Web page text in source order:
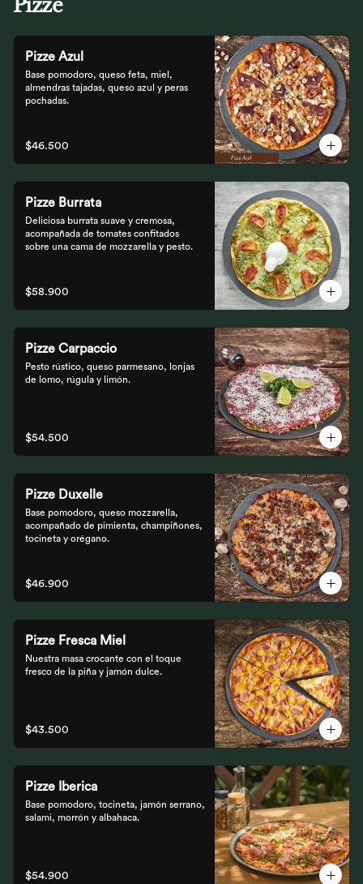
Pizze
Pizze Azul
Base pomodoro, queso feta, miel,
almendras tajadas, queso azul y peras
pochadas.
$46.500
Pizze Burrata
Deliciosa burrata suave y cremosa,
acompañada de tomates confitados
sobre una cama de mozzarella y pesto.
$58.900
Pizze Carpaccio
Pesto rústico, queso parmesano, lonjas
de lomo, rúgula y limón.
$54.500
Pizze Duxelle
Base pomodoro, queso mozzarella,
acompañado de pimienta, champiñones,
tocineta y orégano.
$46.900
Pizze Fresca Miel
Nuestra masa crocante con el toque
fresco de la piña y jamón dulce.
$43.500
Pizze Iberica
Base pomodoro, tocineta, jamón serrano,
salami, morrón y albahaca.
$54.900